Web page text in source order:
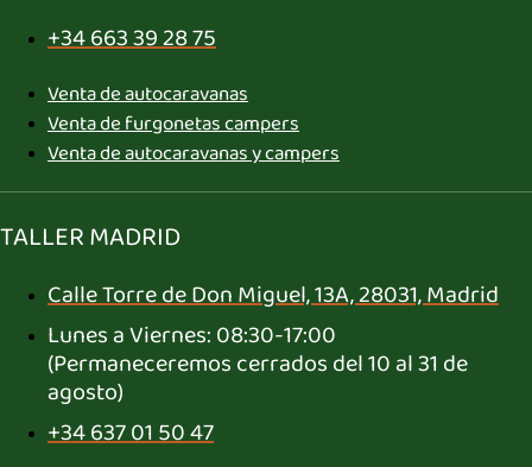
+34 663 39 28 75
Venta de autocaravanas
Venta de furgonetas campers
Venta de autocaravanas y campers
TALLER MADRID
Calle Torre de Don Miguel, 13A, 28031, Madrid
Lunes a Viernes: 08:30-17:00
(Permaneceremos cerrados del 10 al 31 de
agosto)
+34 637 01 50 47